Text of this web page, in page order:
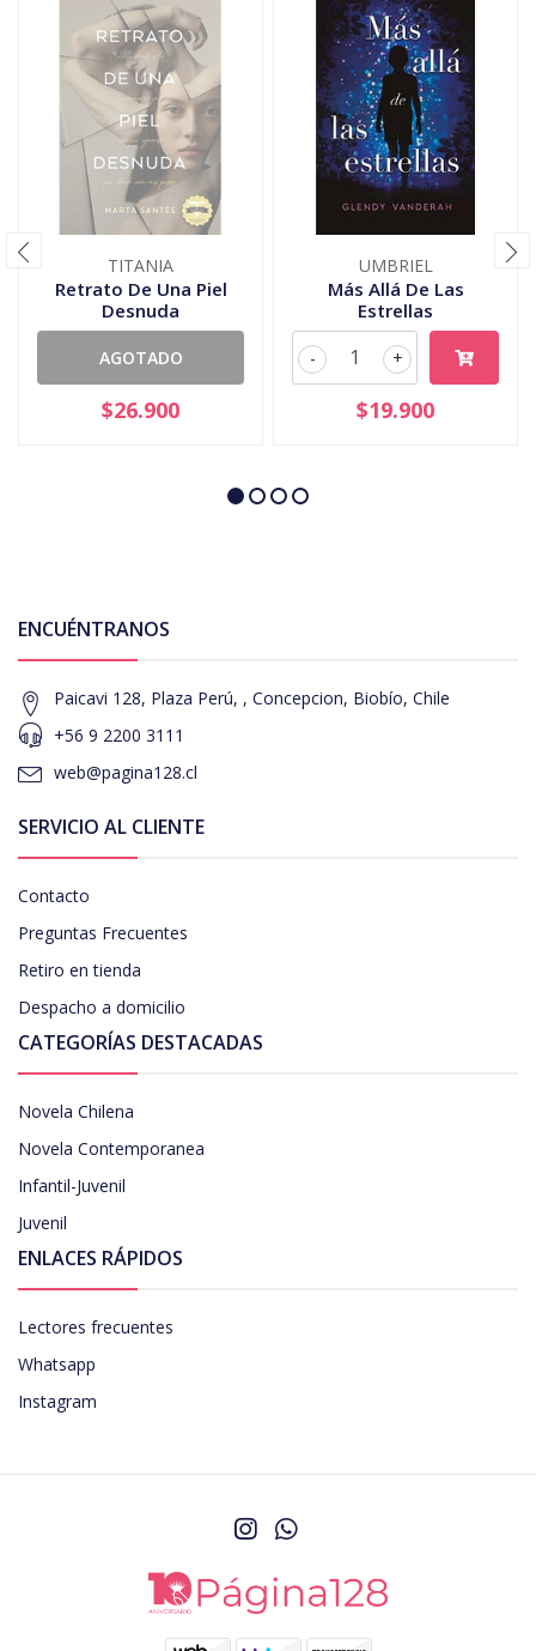
TITANIA
Retrato De Una Piel
Desnuda
AGOTADO
$26.900
UMBRIEL
Más Allá De Las
Estrellas
+
-
$19.900
ENCUÉNTRANOS
Paicavi 128, Plaza Perú, , Concepcion, Biobío, Chile
+56 9 2200 3111
web@pagina128.cl
SERVICIO AL CLIENTE
Contacto
Preguntas Frecuentes
Retiro en tienda
Despacho a domicilio
CATEGORÍAS DESTACADAS
Novela Chilena
Novela Contemporanea
Infantil-Juvenil
Juvenil
ENLACES RÁPIDOS
Lectores frecuentes
Whatsapp
Instagram